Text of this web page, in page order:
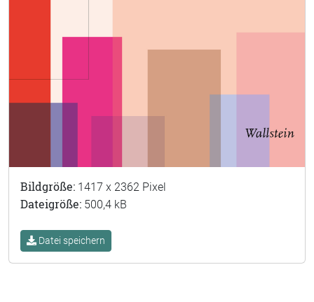
Bildgröße: 1417 x 2362 Pixel
Dateigröße: 500,4 kB
Datei speichern